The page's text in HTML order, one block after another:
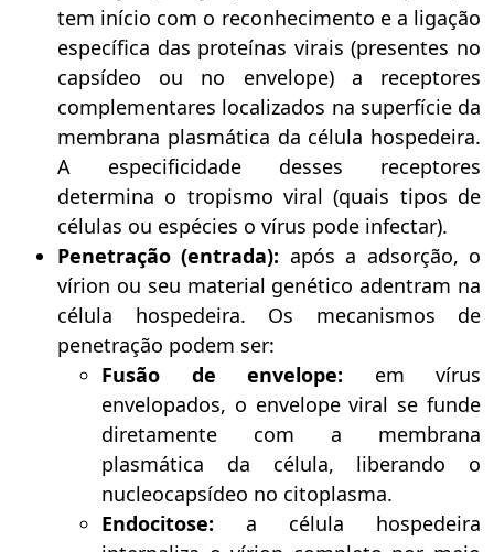
tem início com o reconhecimento e a ligação
específica das proteínas virais (presentes no
capsídeo ou no envelope) a receptores
complementares localizados na superfície da
membrana plasmática da célula hospedeira.
A especificidade desses receptores
determina o tropismo viral (quais tipos de
células ou espécies o vírus pode infectar).
Penetração (entrada): após a adsorção, o
vírion ou seu material genético adentram na
célula hospedeira. Os mecanismos de
penetração podem ser:
Fusão de envelope: em vírus
envelopados, o envelope viral se funde
diretamente com a membrana
plasmática da célula, liberando o
nucleocapsídeo no citoplasma.
Endocitose: a célula hospedeira